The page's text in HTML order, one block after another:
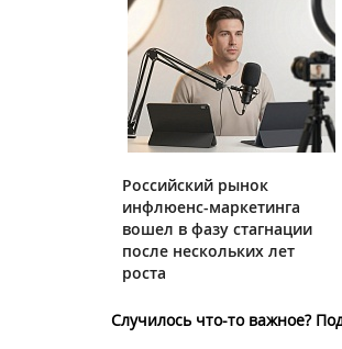
Российский рынок
инфлюенс-маркетинга
вошел в фазу стагнации
после нескольких лет
роста
Случилось что-то важное?